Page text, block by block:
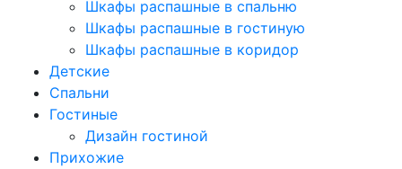
Шкафы распашные в спальню
Шкафы распашные в гостиную
Шкафы распашные в коридор
Детские
Спальни
Гостиные
Дизайн гостиной
Прихожие